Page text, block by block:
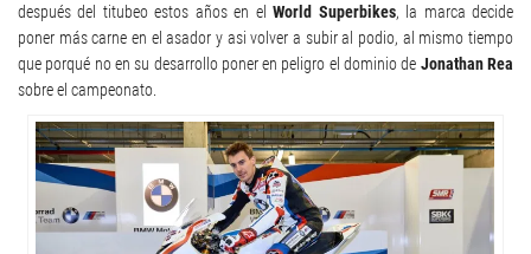
después del titubeo estos años en elWorld Superbikes, la marca decide
poner más carne en el asador y asi volver a subir al podio, al mismo tiempo
que porqué no en su desarrollo poner en peligro el dominio de Jonathan Rea
sobre el campeonato.